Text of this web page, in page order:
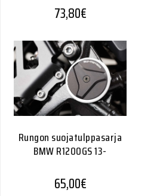
73,80€
Rungon suojatulppasarja
BMW R1200GS 13-
65,00€